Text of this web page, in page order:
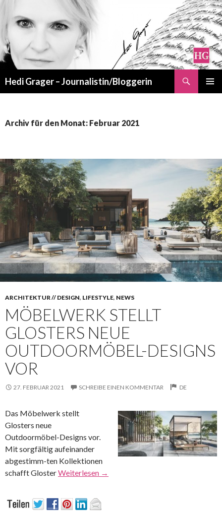
Hedi Grager – Journalistin/Bloggerin
Archiv für den Monat: Februar 2021
ARCHITEKTUR // DESIGN, LIFESTYLE, NEWS
MÖBELWERK STELLT
GLOSTERS NEUE
OUTDOORMÖBEL-DESIGNS
VOR
27. FEBRUAR 2021 SCHREIBE EINEN KOMMENTAR DE
Das Möbelwerk stellt
Glosters neue
Outdoormöbel-Designs vor.
Mit sorgfältig aufeinander
abgestimm-ten Kollektionen
schafft GlosterWeiterlesen →